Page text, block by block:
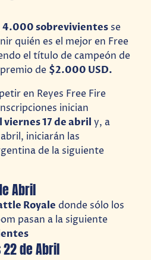
4.000 sobrevivientes se
quién es el mejor en Free
el título de campeón de
de $2.000 USD.
en Reyes Free Fire
inician
viernes 17 de abril y, a
iniciarán las
de la siguiente
Abril
Royaledonde sólo los
pasan a la siguiente
de Abril